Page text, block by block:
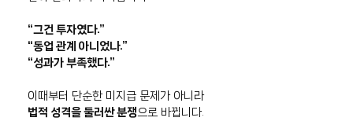
“그건 투자였다.”
“동업 관계 아니었나.”
“성과가 부족했다.”
이때부터 단순한 미지급 문제가 아니라
법적 성격을 둘러싼 분쟁으로 바뀝니다.